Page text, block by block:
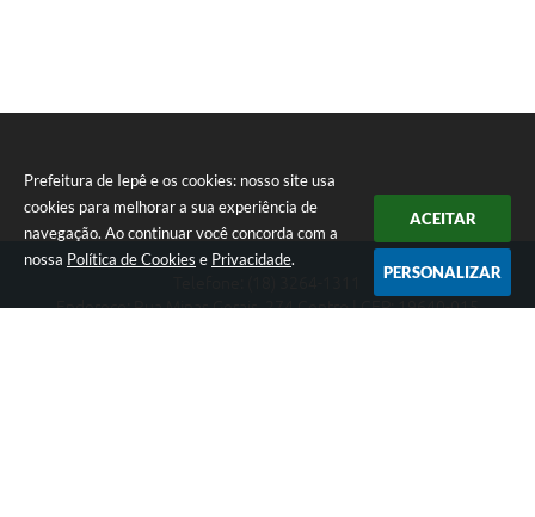
Prefeitura de Iepê e os cookies: nosso site usa
cookies para melhorar a sua experiência de
navegação. Ao continuar você concorda com a
nossa Política de Cookies e Privacidade.
ACEITAR
PERSONALIZAR
Endereço: Rua Minas Gerais, 274 Centro | CEP: 19640-015